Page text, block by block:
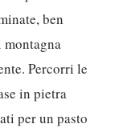
ben
Percorri le
in pietra
per un pasto